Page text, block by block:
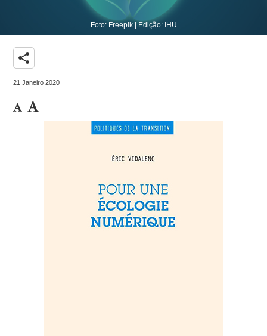
Foto: Freepik | Edição: IHU
share
21 Janeiro 2020